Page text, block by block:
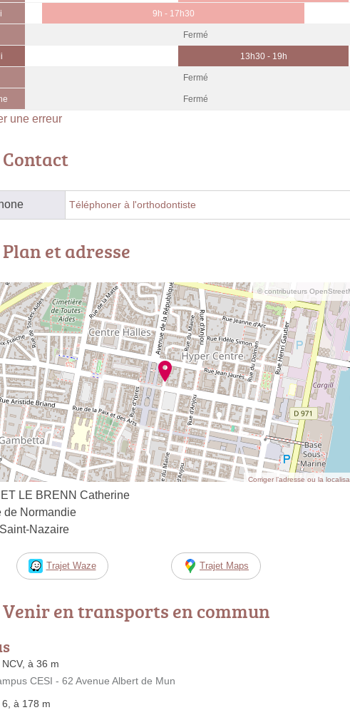
9h - 17h30
Fermé
13h30 - 19h
Fermé
Fermé
une erreur
Contact
Téléphoner à l'orthodontiste
Plan et adresse
© contributeurs
Corriger l’adresse ou la
LE BRENN Catherine
de Normandie
Nazaire
Trajet Waze Trajet Maps
Venir en transports en commun
à 36 m
CESI - 62 Avenue Albert de Mun
6, à 178 m